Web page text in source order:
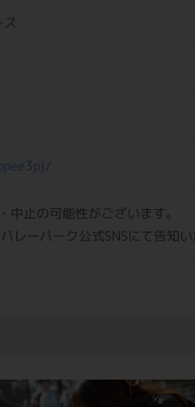
止の可能性がございます。
ーパーク公式SNSにて告知い